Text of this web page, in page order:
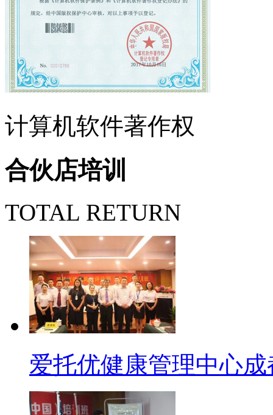
计算机软件著作权
合伙店培训
TOTAL RETURN
爱托优健康管理中心成